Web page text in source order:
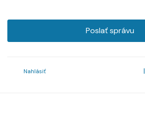
Poslať správu
Nahlásiť